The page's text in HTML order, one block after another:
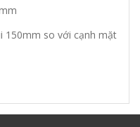
150mm so với cạnh mặt